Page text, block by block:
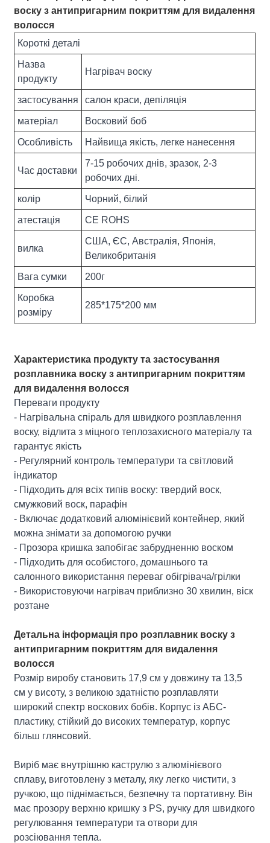
воску з антипригарним покриттям для видалення
волосся
Короткі деталі
Назва
продукту
Нагрівач воску
застосування салон краси, депіляція
матеріал Восковий боб
Особливість Найвища якість, легке нанесення
Час доставки
7-15 робочих днів, зразок, 2-3
робочих дні.
колір Чорний, білий
атестація CE ROHS
вилка
США, ЄС, Австралія, Японія,
Великобританія
Вага сумки 200г
Коробка
розміру
285*175*200 мм
Характеристика продукту та застосування
розплавника воску з антипригарним покриттям
для видалення волосся
Переваги продукту
- Нагрівальна спіраль для швидкого розплавлення
воску, відлита з міцного теплозахисного матеріалу та
гарантує якість
- Регулярний контроль температури та світловий
індикатор
- Підходить для всіх типів воску: твердий воск,
смужковий воск, парафін
- Включає додатковий алюмінієвий контейнер, який
можна знімати за допомогою ручки
- Прозора кришка запобігає забрудненню воском
- Підходить для особистого, домашнього та
салонного використання переваг обігрівача/грілки
- Використовуючи нагрівач приблизно 30 хвилин, віск
розтане
Детальна інформація про розплавник воску з
антипригарним покриттям для видалення
волосся
Розмір виробу становить 17,9 см у довжину та 13,5
см у висоту, з великою здатністю розплавляти
широкий спектр воскових бобів. Корпус із АБС-
пластику, стійкий до високих температур, корпус
більш глянсовий.
Виріб має внутрішню каструлю з алюмінієвого
сплаву, виготовлену з металу, яку легко чистити, з
ручкою, що піднімається, безпечну та портативну. Він
має прозору верхню кришку з PS, ручку для швидкого
регулювання температури та отвори для
розсіювання тепла.